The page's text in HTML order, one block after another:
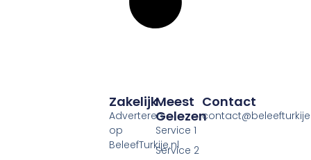
Meest
Gelezen
Service 1
Service 2
Zakelijk
Adverteren
op
BeleefTurkije.nl
Contact